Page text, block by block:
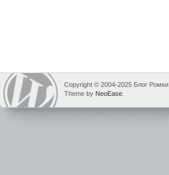
Copyright © 2004-2025 Блог Ромки
Theme by NeoEase